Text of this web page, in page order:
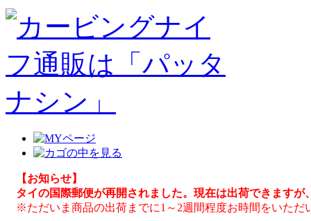
【お知らせ】
タイの国際郵便が再開されました。現在は出荷できます
※ただいま商品の出荷までに1～2週間程度お時間をいた